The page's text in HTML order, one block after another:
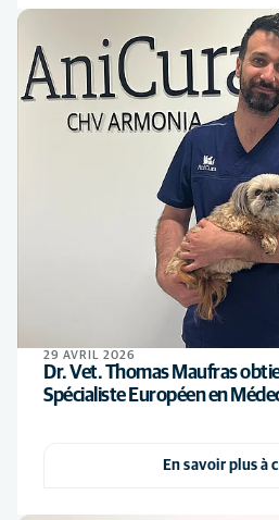
29 AVRIL 2026
Dr. Vet. Thomas Maufras
Spécialiste Européen en
En savoir plus à